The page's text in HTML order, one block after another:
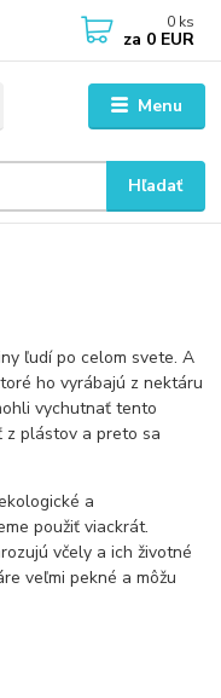
Menu
Hľadať
0 ks
za 0 EUR
ľudí po celom svete. A
ho vyrábajú z nektáru
vychutnať tento
z plástov a preto sa
a
použiť viackrát.
včely a ich životné
veľmi pekné a môžu